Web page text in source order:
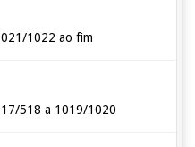
1022 ao fim
518 a 1019/1020